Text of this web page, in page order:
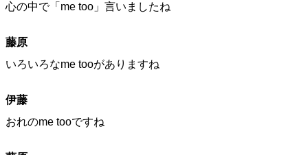
心の中で「me too」言いましたね
藤原
いろいろなme tooがありますね
伊藤
おれのme tooですね